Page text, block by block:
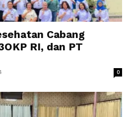
Cabang
RI, dan PT
0